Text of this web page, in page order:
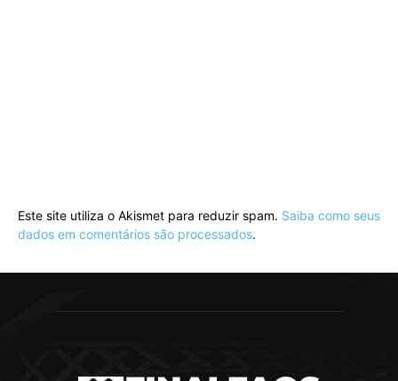
Este site utiliza o Akismet para reduzir spam. Saiba como seus
dados em comentários são processados.